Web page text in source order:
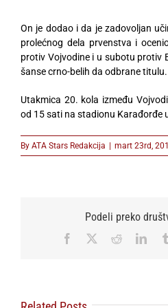
On je dodao i da je zadovoljan
prolećnog dela prvenstva i
protiv Vojvodine i u subotu protiv
šanse crno-belih da odbrane titulu.
Utakmica 20. kola između
od 15 sati na stadionu Karađorđe
By ATA Stars Redakcija mart 23rd,
Podeli preko
Facebook Reddit